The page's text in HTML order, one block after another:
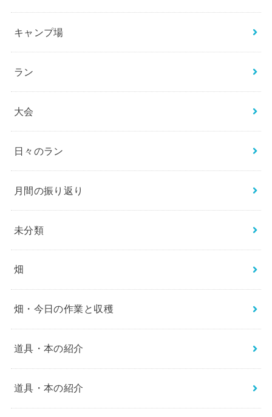
キャンプ場
ラン
大会
日々のラン
月間の振り返り
未分類
畑
畑・今日の作業と収穫
道具・本の紹介
道具・本の紹介